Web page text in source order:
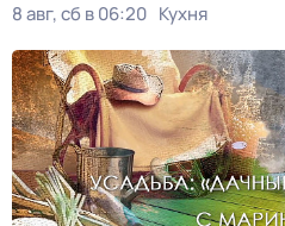
8 авг, сб в 06:20 Кухня